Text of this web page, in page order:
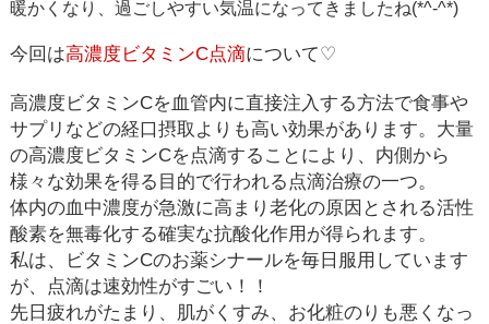
暖かくなり、過ごしやすい気温になってきましたね(*^-^*)
今回は高濃度ビタミンC点滴について♡
高濃度ビタミンCを血管内に直接注入する方法で食事や
サプリなどの経口摂取よりも高い効果があります。大量
の高濃度ビタミンCを点滴することにより、内側から
様々な効果を得る目的で行われる点滴治療の一つ。
体内の血中濃度が急激に高まり老化の原因とされる活性
酸素を無毒化する確実な抗酸化作用が得られます。
私は、ビタミンCのお薬シナールを毎日服用しています
が、
点滴は速効性がすごい！！
先日疲れがたまり、肌がくすみ、お化粧のりも悪くなっ